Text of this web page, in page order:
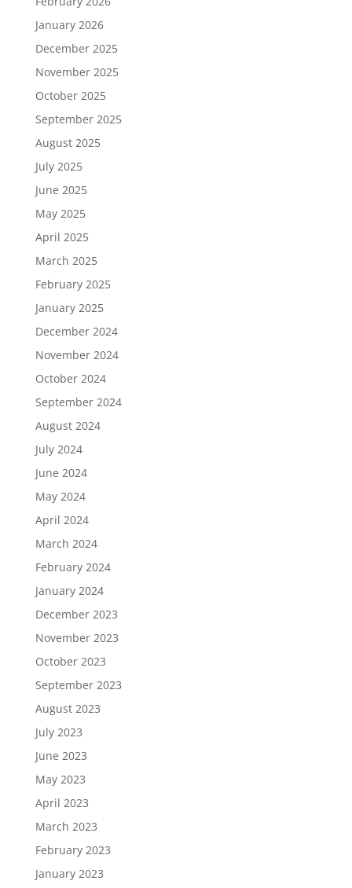
January 2026
December 2025
November 2025
October 2025
September 2025
August 2025
July 2025
June 2025
May 2025
April 2025
March 2025
February 2025
January 2025
December 2024
November 2024
October 2024
September 2024
August 2024
July 2024
June 2024
May 2024
April 2024
March 2024
February 2024
January 2024
December 2023
November 2023
October 2023
September 2023
August 2023
July 2023
June 2023
May 2023
April 2023
March 2023
February 2023
January 2023